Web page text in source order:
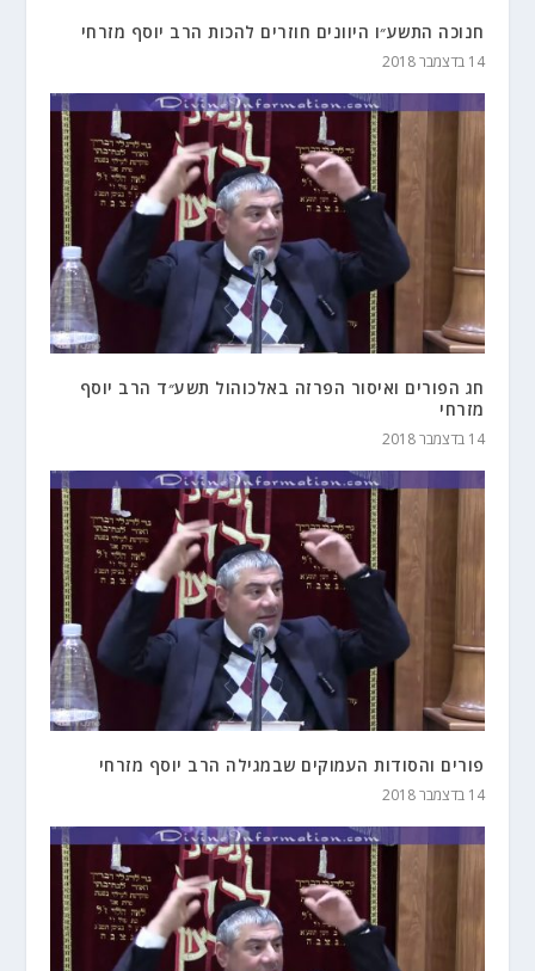
חנוכה התשע״ו היוונים חוזרים להכות הרב יוסף מזרחי
14 בדצמבר 2018
חג הפורים ואיסור הפרזה באלכוהול תשע״ד הרב יוסף
מזרחי
14 בדצמבר 2018
פורים והסודות העמוקים שבמגילה הרב יוסף מזרחי
14 בדצמבר 2018